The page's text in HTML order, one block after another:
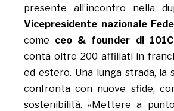
presente all’incontro nella
Vicepresidente nazionale
come ceo & founder di
conta oltre 200 affiliati in
ed estero. Una lunga strada, la
confronta con nuove sfide,
sostenibilità. «Mettere a